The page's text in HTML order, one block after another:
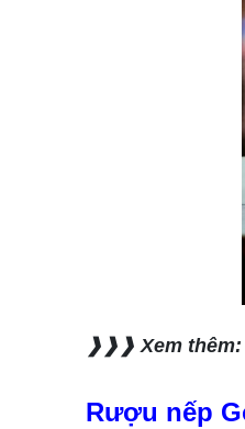
❱❱❱ Xem thêm:
Rượu nếp